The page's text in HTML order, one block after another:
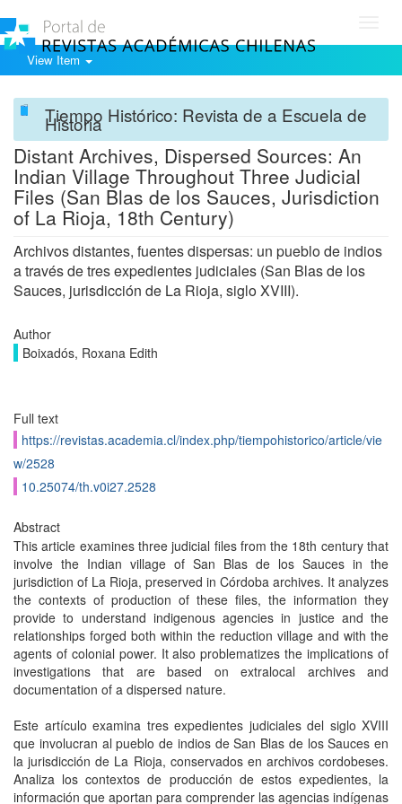
View Item
Tiempo Histórico: Revista de a Escuela de
Historia
Distant Archives, Dispersed Sources: An
Indian Village Throughout Three Judicial
Files (San Blas de los Sauces, Jurisdiction
of La Rioja, 18th Century)
Archivos distantes, fuentes dispersas: un pueblo de indios
a través de tres expedientes judiciales (San Blas de los
Sauces, jurisdicción de La Rioja, siglo XVIII).
Author
Boixadós, Roxana Edith
Full text
https://revistas.academia.cl/index.php/tiempohistorico/article/vie
w/2528
10.25074/th.v0i27.2528
Abstract
This article examines three judicial files from the 18th century that
involve the Indian village of San Blas de los Sauces in the
jurisdiction of La Rioja, preserved in Córdoba archives. It analyzes
the contexts of production of these files, the information they
provide to understand indigenous agencies in justice and the
relationships forged both within the reduction village and with the
agents of colonial power. It also problematizes the implications of
investigations that are based on extralocal archives and
documentation of a dispersed nature.
Este artículo examina tres expedientes judiciales del siglo XVIII
que involucran al pueblo de indios de San Blas de los Sauces en
la jurisdicción de La Rioja, conservados en archivos cordobeses.
Analiza los contextos de producción de estos expedientes, la
información que aportan para comprender las agencias indígenas